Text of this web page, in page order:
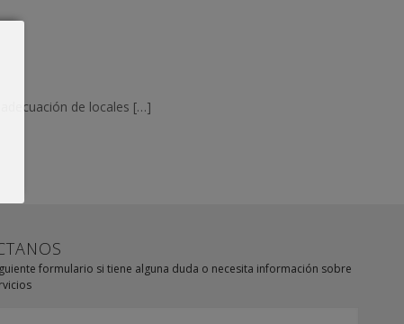
de locales […]
formulario si tiene alguna duda o necesita información sobre